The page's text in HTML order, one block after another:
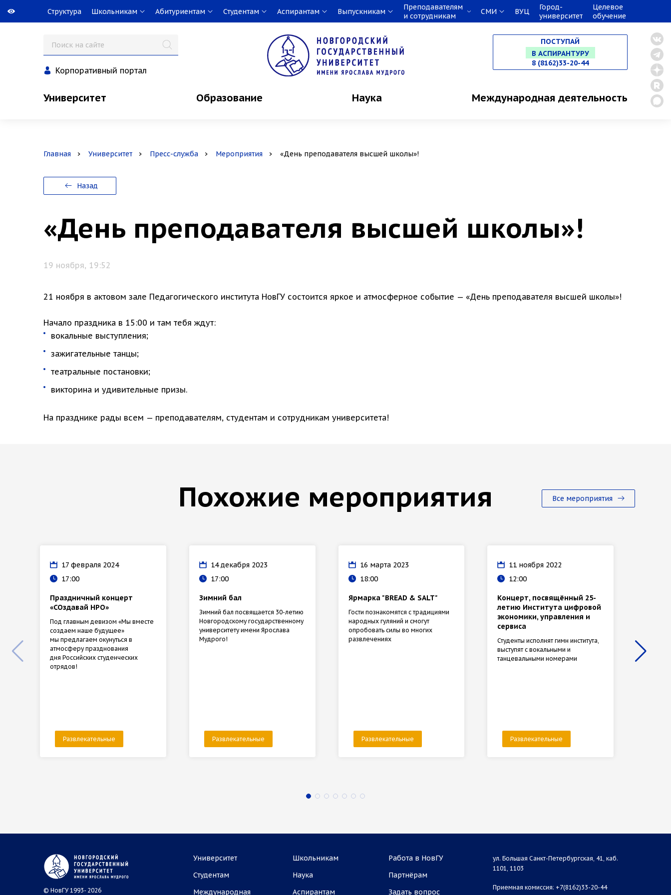
Структура Школьникам Абитуриентам Студентам Аспирантам Выпускникам
Преподавателям
и сотрудникам
СМИ ВУЦ
Город-
университет
Целевое
обучение
Корпоративный портал
ПОСТУПАЙ
НА СПЕЦИАЛИТЕТ
В МАГИСТРАТУРУ
В АСПИРАНТУРУ
8 (8162)33-20-44
Университет Образование Наука Международная деятельность
Главная Университет Пресс-служба Мероприятия «День преподавателя высшей школы»!
Назад
«День преподавателя высшей школы»!
19 ноября, 19:52
21 ноября в актовом зале Педагогического института НовГУ состоится яркое и атмосферное событие — «День преподавателя высшей школы»!
Начало праздника в 15:00 и там тебя ждут:
вокальные выступления;
зажигательные танцы;
театральные постановки;
викторина и удивительные призы.
На празднике рады всем — преподавателям, студентам и сотрудникам университета!
Похожие мероприятия Все мероприятия
17 февраля 2024
17:00
Праздничный концерт
«СОздавай НРО»
Под главным девизом «Мы вместе
создаем наше будущее»
мы предлагаем окунуться в
атмосферу празднования
дня Российских студенческих
отрядов!
Развлекательные
14 декабря 2023
17:00
Зимний бал
Зимний бал посвящается 30-летию
Новгородскому государственному
университету имени Ярослава
Мудрого!
Развлекательные
16 марта 2023
18:00
Ярмарка "BREAD & SALT"
Гости познакомятся с традициями
народных гуляний и смогут
опробовать силы во многих
развлечениях
Развлекательные
11 ноября 2022
12:00
Концерт, посвящённый 25-
летию Института цифровой
экономики, управления и
сервиса
Студенты исполнят гимн института,
выступят с вокальными и
танцевальными номерами
Развлекательные
© НовГУ 1993- 2026
Университет
Студентам
Международная
Школьникам
Наука
Аспирантам
Работа в НовГУ
Партнёрам
Задать вопрос
ул. Большая Санкт-Петербургская, 41, каб.
1101, 1103
Приемная комиссия: +7(8162)33-20-44